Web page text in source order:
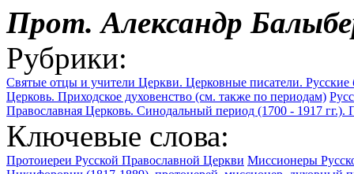
Прот. Александр
Рубрики:
Святые отцы и учители Церкви. Церковные писатели.
Церковь. Приходское духовенство (см. также по периодам)
Православная Церковь. Синодальный период (1700 - 1917 гг.).
Ключевые слова:
Протоиереи Русской Православной Церкви Миссионеры